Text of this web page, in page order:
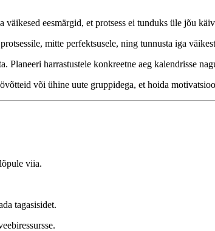
eesmärgid, et protsess ei tunduks üle jõu
mitte perfektsusele, ning tunnusta iga
harrastustele konkreetne aeg kalendrisse
või ühine uute gruppidega, et hoida
viia.
tagasisidet.